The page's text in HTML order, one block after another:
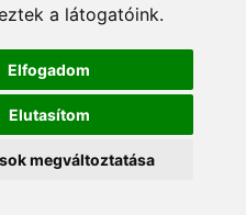
a látogatóink.
Elfogadom
Elutasítom
megváltoztatása
tájékoztató
|